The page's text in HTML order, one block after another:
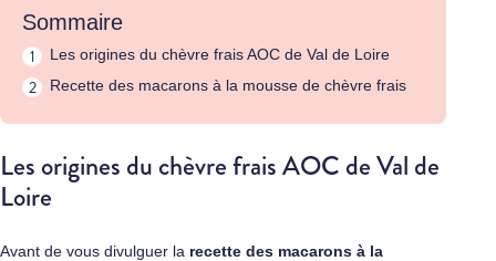
Sommaire
Les origines du chèvre frais AOC de Val de Loire
Recette des macarons à la mousse de chèvre frais
Les origines du chèvre frais AOC de Val de
Loire
Avant de vous divulguer la recette des macarons à la